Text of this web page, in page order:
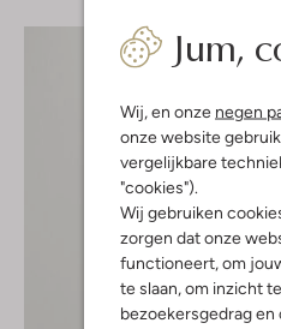
Jum,
Wij, en onze negen
onze website
vergelijkbare
"cookies").
Wij gebruiken
zorgen dat onze
functioneert, om
te slaan, om inzicht
bezoekersgedrag en